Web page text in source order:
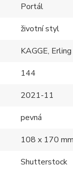
Portál
životní styl
KAGGE, Erling
144
2021-11
pevná
108 x 170 mm
Shutterstock